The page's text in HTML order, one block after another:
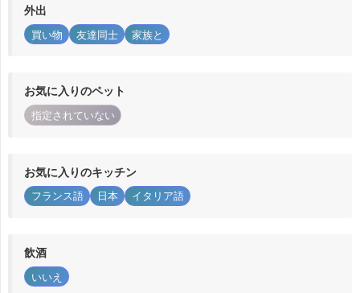
外出
買い物 友達同士 家族と
お気に入りのペット
指定されていない
お気に入りのキッチン
フランス語 日本 イタリア語
飲酒
いいえ